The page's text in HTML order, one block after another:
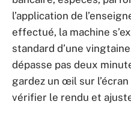
l’application de
effectué, la machine
standard d’une
dépasse pas deux
gardez un œil sur
vérifier le rendu et